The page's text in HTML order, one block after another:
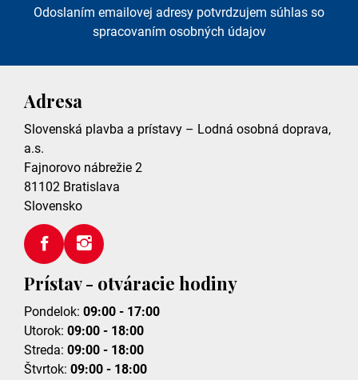
Odoslaním emailovej adresy potvrdzujem súhlas so
spracovaním osobných údajov
Adresa
Slovenská plavba a prístavy – Lodná osobná doprava,
a.s.
Fajnorovo nábrežie 2
81102 Bratislava
Slovensko
Prístav - otváracie hodiny
Pondelok: 09:00 - 17:00
Utorok: 09:00 - 18:00
Streda: 09:00 - 18:00
Štvrtok: 09:00 - 18:00